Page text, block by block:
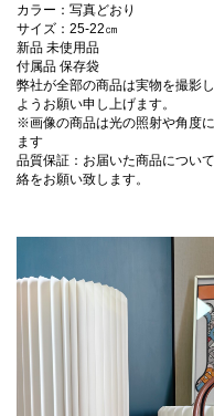
カラー：写真どおり
サイズ：25-22㎝
新品 未使用品
付属品 保存袋
弊社が全部の商品は実物を撮影
ようお願い申し上げます。
※画像の商品は光の照射や角度
ます
品質保証：お届いた商品につい
絡をお願い致します。